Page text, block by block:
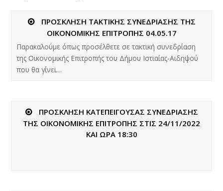
ΠΡΟΣΚΛΗΣΗ ΤΑΚΤΙΚΗΣ ΣΥΝΕΔΡΙΑΣΗΣ ΤΗΣ
ΟΙΚΟΝΟΜΙΚΗΣ ΕΠΙΤΡΟΠΗΣ 04.05.17
Παρακαλούμε όπως προσέλθετε σε τακτική συνεδρίαση
της Οικονομικής Επιτροπής του Δήμου Ιστιαίας-Αιδηψού
που θα γίνει…
ΠΡΟΣΚΛΗΣΗ ΚΑΤΕΠΕΙΓΟΥΣΑΣ ΣΥΝΕΔΡΙΑΣΗΣ
ΤΗΣ ΟΙΚΟΝΟΜΙΚΗΣ ΕΠΙΤΡΟΠΗΣ ΣΤΙΣ 24/11/2022
ΚΑΙ ΩΡΑ 18:30